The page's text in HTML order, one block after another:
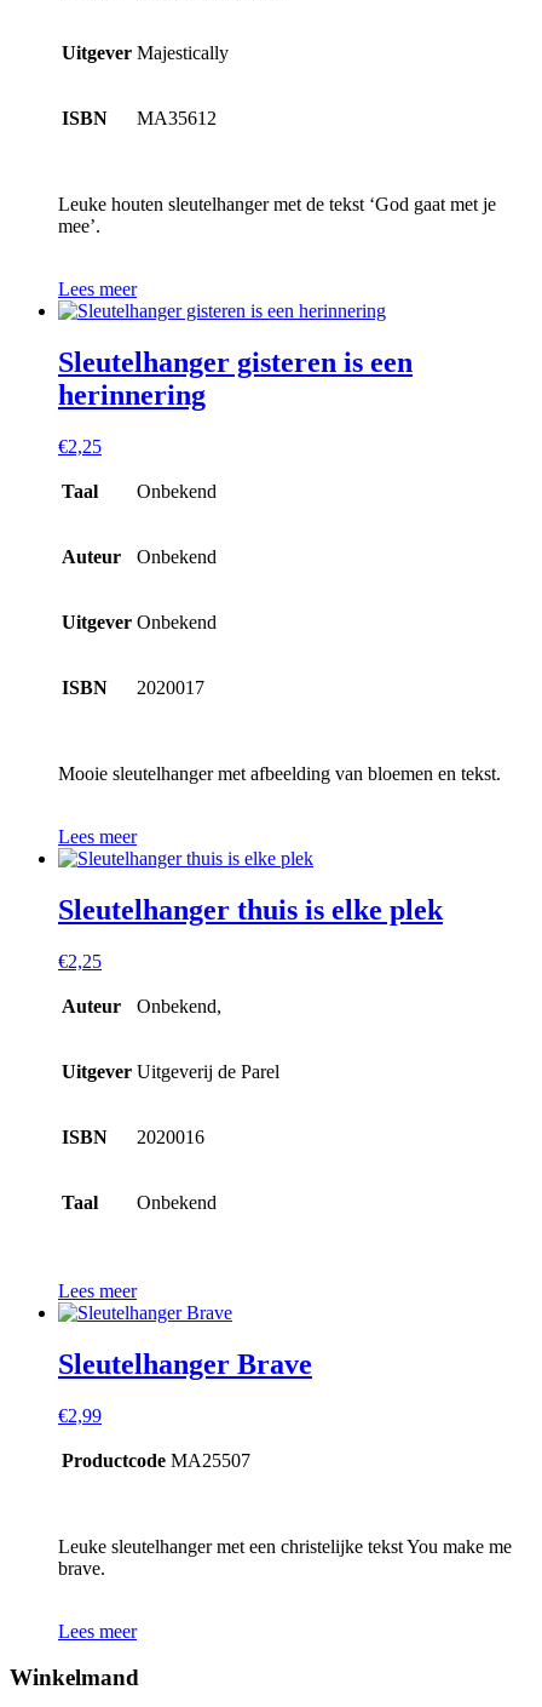
Uitgever Majestically
ISBN MA35612
Leuke houten sleutelhanger met de tekst ‘God gaat met je
mee’.
Lees meer
Sleutelhanger gisteren is een
herinnering
€2,25
Taal Onbekend
Auteur Onbekend
Uitgever Onbekend
ISBN 2020017
Mooie sleutelhanger met afbeelding van bloemen en tekst.
Lees meer
Sleutelhanger thuis is elke plek
€2,25
Auteur Onbekend,
Uitgever Uitgeverij de Parel
ISBN 2020016
Taal Onbekend
Lees meer
Sleutelhanger Brave
€2,99
Productcode MA25507
Leuke sleutelhanger met een christelijke tekst You make me
brave.
Lees meer
Winkelmand